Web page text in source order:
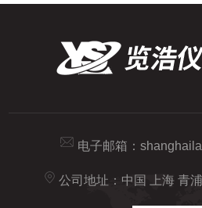
电子邮箱：
公司地址：中国 上海 青